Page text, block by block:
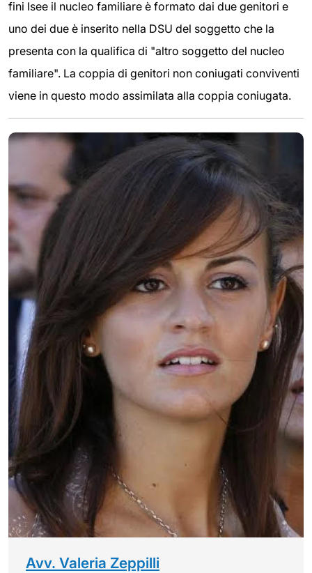
fini Isee il nucleo familiare è formato dai due genitori e
uno dei due è inserito nella DSU del soggetto che la
presenta con la qualifica di "altro soggetto del nucleo
familiare". La coppia di genitori non coniugati conviventi
viene in questo modo assimilata alla coppia coniugata.
Avv. Valeria Zeppilli